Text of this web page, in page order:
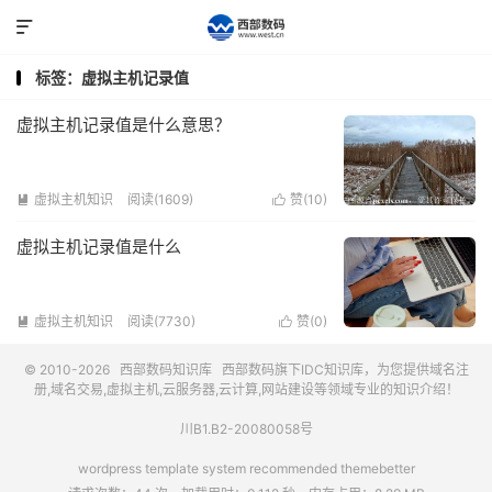

标签：虚拟主机记录值
虚拟主机记录值是什么意思？
 虚拟主机知识 阅读(1609)  赞(10)
虚拟主机记录值是什么
 虚拟主机知识 阅读(7730)  赞(0)
© 2010-2026 西部数码知识库 西部数码旗下IDC知识库，为您提供域名注
册,域名交易,虚拟主机,云服务器,云计算,网站建设等领域专业的知识介绍！
川B1.B2-20080058号
wordpress template system recommended themebetter